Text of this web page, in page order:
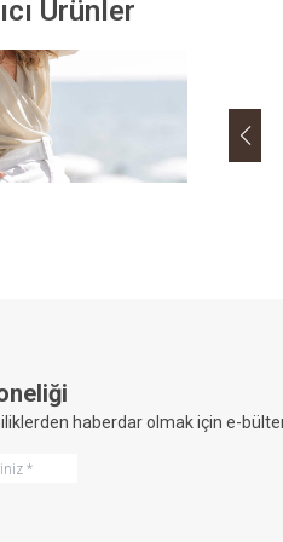
Ürünler
haberdar olmak için e-